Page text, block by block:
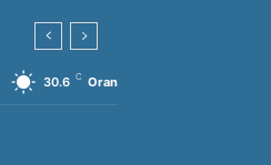
30.6 C Oran